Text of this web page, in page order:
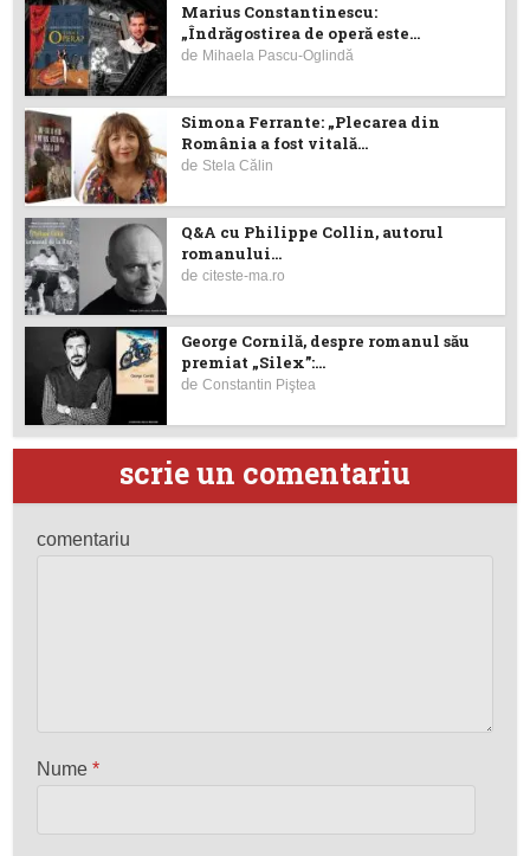
Marius Constantinescu:
„Îndrăgostirea de operă este...
de Mihaela Pascu-Oglindă
Simona Ferrante: „Plecarea din
România a fost vitală...
de Stela Călin
Q&A cu Philippe Collin, autorul
romanului...
deciteste-ma.ro
George Cornilă, despre romanul său
premiat „Silex”:...
deConstantin Piştea
scrie un comentariu
comentariu
Nume*